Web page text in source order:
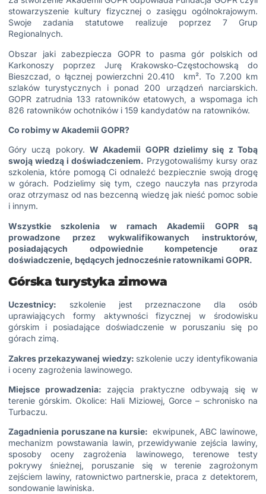
stowarzyszenie kultury fizycznej o zasięgu ogólnokrajowym.
Swoje zadania statutowe realizuje poprzez 7 Grup
Regionalnych.
Obszar jaki zabezpiecza GOPR to pasma gór polskich od
Karkonoszy poprzez Jurę Krakowsko-Częstochowską do
Bieszczad, o łącznej powierzchni 20.410 km². To 7.200 km
szlaków turystycznych i ponad 200 urządzeń narciarskich.
GOPR zatrudnia 133 ratowników etatowych, a wspomaga ich
826 ratowników ochotników i 159 kandydatów na ratowników.
Co robimy w Akademii GOPR?
Góry uczą pokory. W Akademii GOPR dzielimy się z Tobą
swoją wiedzą i doświadczeniem. Przygotowaliśmy kursy oraz
szkolenia, które pomogą Ci odnaleźć bezpiecznie swoją drogę
w górach. Podzielimy się tym, czego nauczyła nas przyroda
oraz otrzymasz od nas bezcenną wiedzę jak nieść pomoc sobie
i innym.
Wszystkie szkolenia w ramach Akademii GOPR są
prowadzone przez wykwalifikowanych instruktorów,
posiadających odpowiednie kompetencje oraz
doświadczenie, będących jednocześnie ratownikami GOPR.
Górska turystyka zimowa
Uczestnicy: szkolenie jest przeznaczone dla osób
uprawiających formy aktywności fizycznej w środowisku
górskim i posiadające doświadczenie w poruszaniu się po
górach zimą.
Zakres przekazywanej wiedzy: szkolenie uczy identyfikowania
i oceny zagrożenia lawinowego.
Miejsce prowadzenia: zajęcia praktyczne odbywają się w
terenie górskim. Okolice: Hali Miziowej, Gorce – schronisko na
Turbaczu.
Zagadnienia poruszane na kursie: ekwipunek, ABC lawinowe,
mechanizm powstawania lawin, przewidywanie zejścia lawiny,
sposoby oceny zagrożenia lawinowego, terenowe testy
pokrywy śnieżnej, poruszanie się w terenie zagrożonym
zejściem lawiny, ratownictwo partnerskie, praca z detektorem,
sondowanie lawiniska.